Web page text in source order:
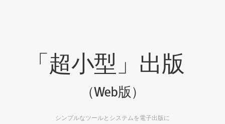
「超小型」出版
（Web版）
シンプルなツールとシステムを電子出版に